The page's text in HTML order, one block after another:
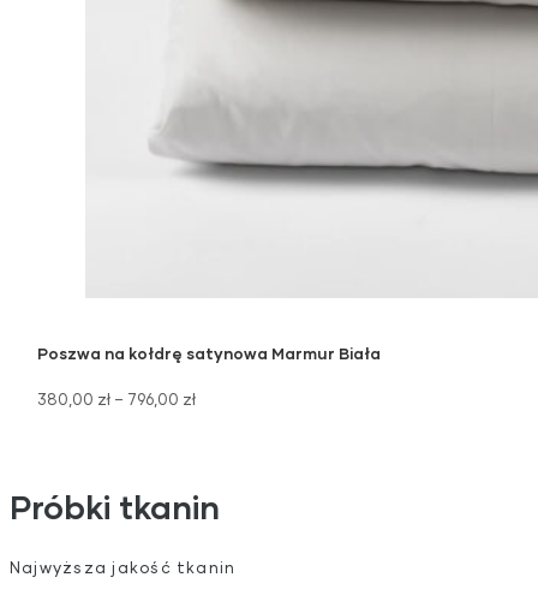
Poszwa na kołdrę satynowa Marmur Biała
380,00 zł – 796,00 zł
Próbki tkanin
Najwyższa jakość tkanin